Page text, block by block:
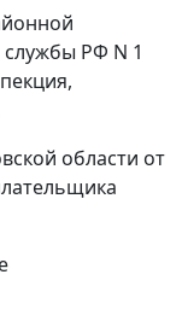
РФ N 1
области от